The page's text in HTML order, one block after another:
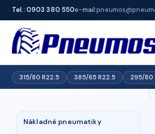
Tel.: 0903 380 550e-mail:
315/80 R22.5 385/65 R22.5 295/80
Nákladné pneumatiky